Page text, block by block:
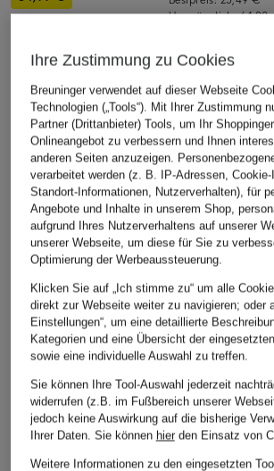
Bestpreis:29,74 €
Ursprünglich:64,90
ÄHNLICHE ARTIKEL ENTDECKEN
Ihre Zustimmung zu Cookies
Breuninger verwendet auf dieser Webseite
Technologien („Tools“). Mit Ihrer Zustimmung
Partner (Drittanbieter) Tools, um Ihr
Onlineangebot zu verbessern und Ihnen
anderen Seiten anzuzeigen.
verarbeitet werden (z. B. IP-Adressen,
Standort-Informationen, Nutzerverhalten), für
Angebote und Inhalte in unserem Shop,
aufgrund Ihres Nutzerverhaltens auf unserer
unserer Webseite, um diese für Sie zu
Optimierung der Werbeaussteuerung.
Klicken Sie auf „Ich stimme zu“ um alle
direkt zur Webseite weiter zu navigieren; oder
Einstellungen“, um eine detaillierte
Kategorien und eine Übersicht der
sowie eine individuelle Auswahl zu treffen.
Sie können Ihre Tool-Auswahl jederzeit
widerrufen (z.B. im Fußbereich unserer
jedoch keine Auswirkung auf die bisherige
Ihrer Daten. Sie können hierden Einsatz von
Weitere Informationen zu den eingesetzten